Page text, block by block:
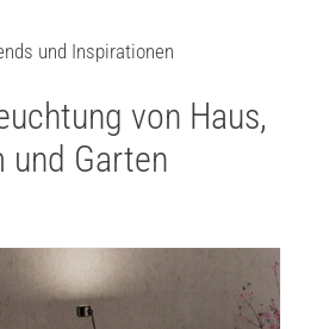
und Inspirationen
von Haus,
und Garten